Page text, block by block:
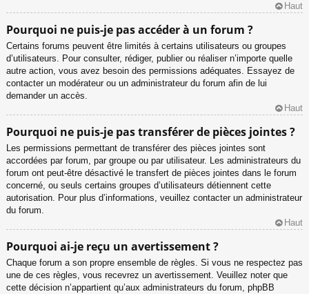
Haut
Pourquoi ne puis-je pas accéder à un forum ?
Certains forums peuvent être limités à certains utilisateurs ou groupes
d’utilisateurs. Pour consulter, rédiger, publier ou réaliser n’importe quelle
autre action, vous avez besoin des permissions adéquates. Essayez de
contacter un modérateur ou un administrateur du forum afin de lui
demander un accès.
Haut
Pourquoi ne puis-je pas transférer de pièces jointes ?
Les permissions permettant de transférer des pièces jointes sont
accordées par forum, par groupe ou par utilisateur. Les administrateurs du
forum ont peut-être désactivé le transfert de pièces jointes dans le forum
concerné, ou seuls certains groupes d’utilisateurs détiennent cette
autorisation. Pour plus d’informations, veuillez contacter un administrateur
du forum.
Haut
Pourquoi ai-je reçu un avertissement ?
Chaque forum a son propre ensemble de règles. Si vous ne respectez pas
une de ces règles, vous recevrez un avertissement. Veuillez noter que
cette décision n’appartient qu’aux administrateurs du forum, phpBB